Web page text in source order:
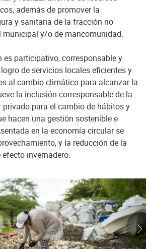
además de promover la
y sanitaria de la fracción no
municipal y/o de mancomunidad.
es participativo, corresponsable y
de servicios locales eficientes y
al cambio climático para alcanzar la
la inclusión corresponsable de la
privado para el cambio de hábitos y
hacen una gestión sostenible e
en la economía circular se
y la reducción de la
invernadero.